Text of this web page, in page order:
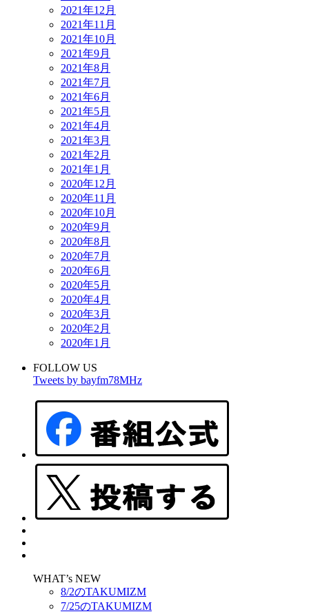
2021年12月
2021年11月
2021年10月
2021年9月
2021年8月
2021年7月
2021年6月
2021年5月
2021年4月
2021年3月
2021年2月
2021年1月
2020年12月
2020年11月
2020年10月
2020年9月
2020年8月
2020年7月
2020年6月
2020年5月
2020年4月
2020年3月
2020年2月
2020年1月
FOLLOW US
Tweets by bayfm78MHz
WHAT’s NEW
8/2のTAKUMIZM
7/25のTAKUMIZM